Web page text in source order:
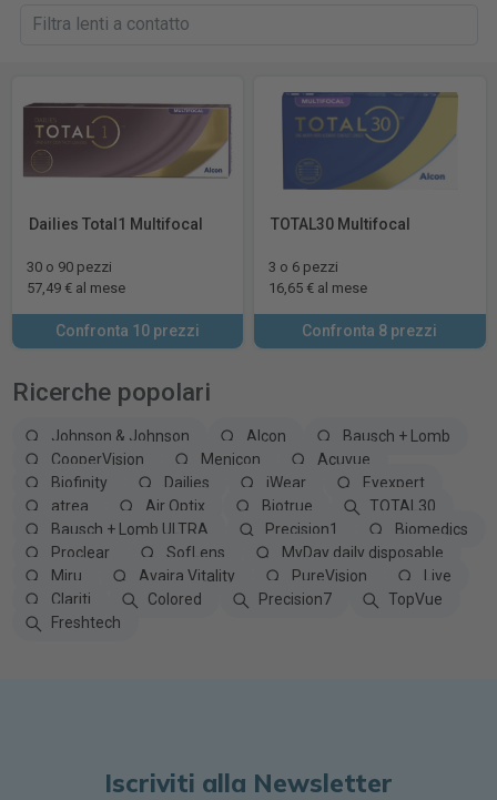
Dailies Total1 Multifocal
30 o 90 pezzi
57,49 € al mese
Confronta 10 prezzi
TOTAL30 Multifocal
3 o 6 pezzi
16,65 € al mese
Confronta 8 prezzi
Ricerche popolari
Johnson & Johnson Alcon
Bausch + Lomb
CooperVision
Menicon
Acuvue
Biofinity
Dailies iWear
Eyexpert
atrea
Air Optix Biotrue
TOTAL30
Bausch + Lomb ULTRA
Precision1
Biomedics
Proclear
SofLens
MyDay daily disposable
Miru
Avaira Vitality PureVision
Live
Clariti
Colored Precision7
TopVue
Freshtech
Iscriviti alla Newsletter